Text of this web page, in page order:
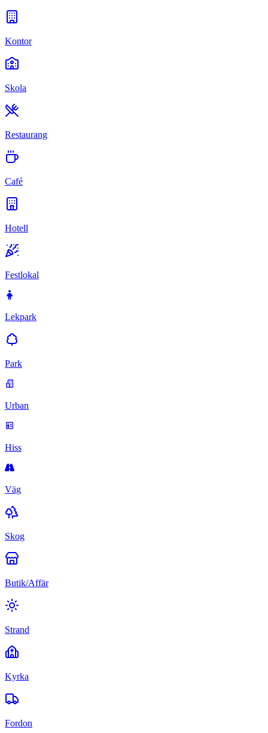
Kontor
Skola
Restaurang
Café
Hotell
Festlokal
Lekpark
Park
Urban
Hiss
Väg
Skog
Butik/Affär
Strand
Kyrka
Fordon